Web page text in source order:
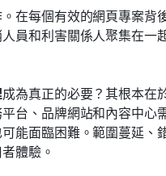
在每個有效的網頁專案背
員和利害關係人聚集在
成為真正的必要？其根本在
台、品牌網站和內容中
能面臨困難。範圍蔓延
體驗。